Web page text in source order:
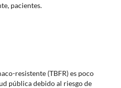
pacientes.
resistente (TBFR) es poco
pública debido al riesgo de